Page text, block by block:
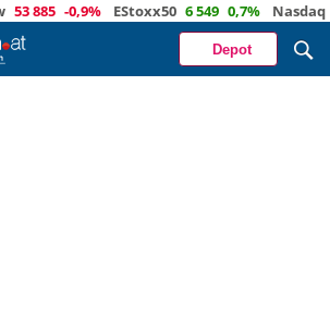
53 885 -0,9% EStoxx50 6 549 0,7% Nasdaq
Depot